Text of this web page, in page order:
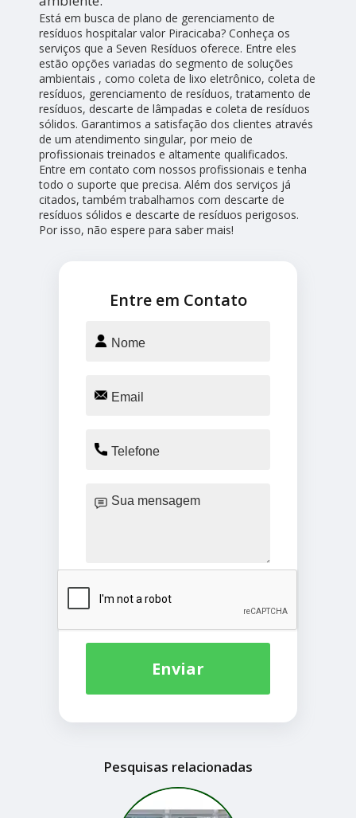
Está em busca de plano de gerenciamento de
resíduos hospitalar valor Piracicaba? Conheça os
serviços que a Seven Resíduos oferece. Entre eles
estão opções variadas do segmento de soluções
ambientais , como coleta de lixo eletrônico, coleta de
resíduos, gerenciamento de resíduos, tratamento de
resíduos, descarte de lâmpadas e coleta de resíduos
sólidos. Garantimos a satisfação dos clientes através
de um atendimento singular, por meio de
profissionais treinados e altamente qualificados.
Entre em contato com nossos profissionais e tenha
todo o suporte que precisa. Além dos serviços já
citados, também trabalhamos com descarte de
resíduos sólidos e descarte de resíduos perigosos.
Por isso, não espere para saber mais!
Entre em Contato
Enviar
Pesquisas relacionadas